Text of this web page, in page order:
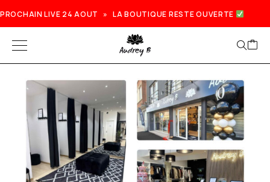
PROCHAIN LIVE 24 AOUT » LA BOUTIQUE RESTE OUVERTE